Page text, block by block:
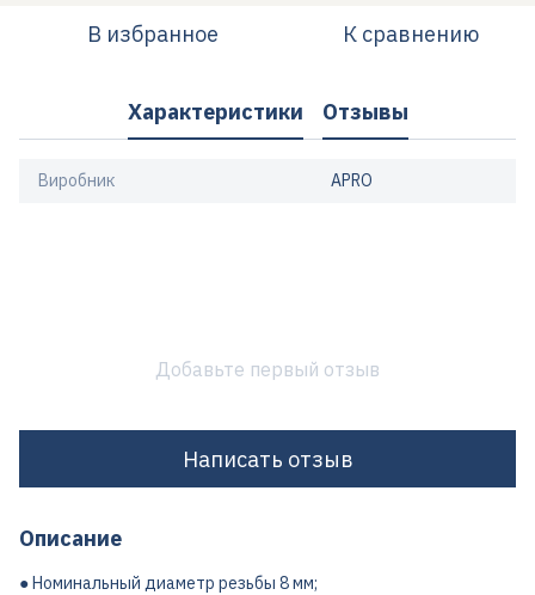
В избранное К сравнению
Характеристики Отзывы
Виробник APRO
Добавьте первый отзыв
Написать отзыв
Описание
● Номинальный диаметр резьбы 8 мм;